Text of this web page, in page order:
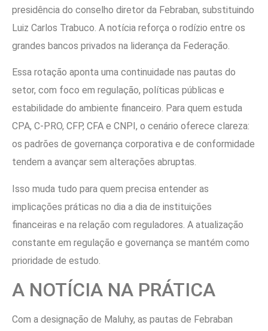
presidência do conselho diretor da Febraban, substituindo
Luiz Carlos Trabuco. A notícia reforça o rodízio entre os
grandes bancos privados na liderança da Federação.
Essa rotação aponta uma continuidade nas pautas do
setor, com foco em regulação, políticas públicas e
estabilidade do ambiente financeiro. Para quem estuda
CPA, C-PRO, CFP, CFA e CNPI, o cenário oferece clareza:
os padrões de governança corporativa e de conformidade
tendem a avançar sem alterações abruptas.
Isso muda tudo para quem precisa entender as
implicações práticas no dia a dia de instituições
financeiras e na relação com reguladores. A atualização
constante em regulação e governança se mantém como
prioridade de estudo.
A NOTÍCIA NA PRÁTICA
Com a designação de Maluhy, as pautas de Febraban